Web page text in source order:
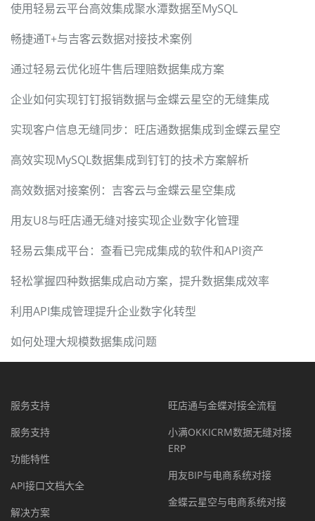
使用轻易云平台高效集成聚水潭数据至MySQL
畅捷通T+与吉客云数据对接技术案例
通过轻易云优化班牛售后理赔数据集成方案
企业如何实现钉钉报销数据与金蝶云星空的无缝集成
实现客户信息无缝同步：旺店通数据集成到金蝶云星空
高效实现MySQL数据集成到钉钉的技术方案解析
高效数据对接案例：吉客云与金蝶云星空集成
用友U8与旺店通无缝对接实现企业数字化管理
轻易云集成平台：查看已完成集成的软件和API资产
轻松掌握四种数据集成启动方案，提升数据集成效率
利用API集成管理提升企业数字化转型
如何处理大规模数据集成问题
服务支持
服务支持
功能特性
API接口文档大全
解决方案
旺店通与金蝶对接全流程
小满OKKICRM数据无缝对接
ERP
用友BIP与电商系统对接
金蝶云星空与电商系统对接